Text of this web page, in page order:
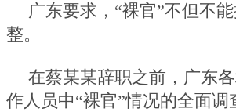
广东要求，“裸官”不但不
整。
在蔡某某辞职之前，广东
作人员中“裸官”情况的全面调